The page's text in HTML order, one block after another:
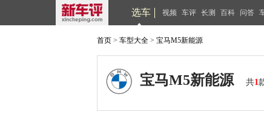
选车 视频 车评 长测 百科 问答
首页 > 车型大全 > 宝马M5新能源
宝马M5新能源 共1